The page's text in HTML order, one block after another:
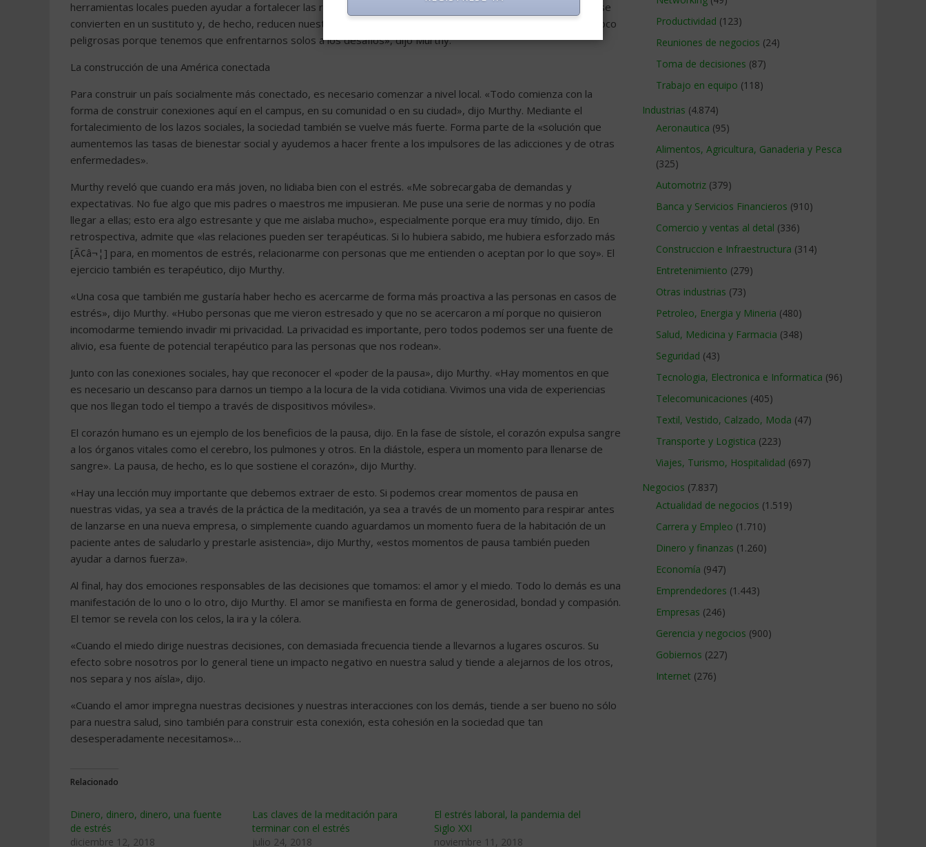
herramientas locales pueden ayudar a fortalecer las relaciones offline. «Sin embargo, si las plataformas en línea se
convierten en un sustituto y, de hecho, reducen nuestras relaciones offline, entonces las cosas pueden ser un poco
peligrosas porque tenemos que enfrentarnos solos a los desafíos», dijo Murthy.
La construcción de una América conectada
Para construir un país socialmente más conectado, es necesario comenzar a nivel local. «Todo comienza con la
forma de construir conexiones aquí en el campus, en su comunidad o en su ciudad», dijo Murthy. Mediante el
fortalecimiento de los lazos sociales, la sociedad también se vuelve más fuerte. Forma parte de la «solución que
aumentemos las tasas de bienestar social y ayudemos a hacer frente a los impulsores de las adicciones y de otras
enfermedades».
Murthy reveló que cuando era más joven, no lidiaba bien con el estrés. «Me sobrecargaba de demandas y
expectativas. No fue algo que mis padres o maestros me impusieran. Me puse una serie de normas y no podía
llegar a ellas; esto era algo estresante y que me aislaba mucho», especialmente porque era muy tímido, dijo. En
retrospectiva, admite que «las relaciones pueden ser terapéuticas. Si lo hubiera sabido, me hubiera esforzado más
[Ã¢â¬¦] para, en momentos de estrés, relacionarme con personas que me entienden o aceptan por lo que soy». El
ejercicio también es terapéutico, dijo Murthy.
«Una cosa que también me gustaría haber hecho es acercarme de forma más proactiva a las personas en casos de
estrés», dijo Murthy. «Hubo personas que me vieron estresado y que no se acercaron a mí porque no quisieron
incomodarme temiendo invadir mi privacidad. La privacidad es importante, pero todos podemos ser una fuente de
alivio, esa fuente de potencial terapéutico para las personas que nos rodean».
Junto con las conexiones sociales, hay que reconocer el «poder de la pausa», dijo Murthy. «Hay momentos en que
es necesario un descanso para darnos un tiempo a la locura de la vida cotidiana. Vivimos una vida de experiencias
que nos llegan todo el tiempo a través de dispositivos móviles».
El corazón humano es un ejemplo de los beneficios de la pausa, dijo. En la fase de sístole, el corazón expulsa sangre
a los órganos vitales como el cerebro, los pulmones y otros. En la diástole, espera un momento para llenarse de
sangre». La pausa, de hecho, es lo que sostiene el corazón», dijo Murthy.
«Hay una lección muy importante que debemos extraer de esto. Si podemos crear momentos de pausa en
nuestras vidas, ya sea a través de la práctica de la meditación, ya sea a través de un momento para respirar antes
de lanzarse en una nueva empresa, o simplemente cuando aguardamos un momento fuera de la habitación de un
paciente antes de saludarlo y prestarle asistencia», dijo Murthy, «estos momentos de pausa también pueden
ayudar a darnos fuerza».
Al final, hay dos emociones responsables de las decisiones que tomamos: el amor y el miedo. Todo lo demás es una
manifestación de lo uno o lo otro, dijo Murthy. El amor se manifiesta en forma de generosidad, bondad y compasión.
El temor se revela con los celos, la ira y la cólera.
«Cuando el miedo dirige nuestras decisiones, con demasiada frecuencia tiende a llevarnos a lugares oscuros. Su
efecto sobre nosotros por lo general tiene un impacto negativo en nuestra salud y tiende a alejarnos de los otros,
nos separa y nos aísla», dijo.
«Cuando el amor impregna nuestras decisiones y nuestras interacciones con los demás, tiende a ser bueno no sólo
para nuestra salud, sino también para construir esta conexión, esta cohesión en la sociedad que tan
desesperadamente necesitamos»…
Relacionado
Dinero, dinero, dinero, una fuente
de estrés
diciembre 12, 2018
Las claves de la meditación para
terminar con el estrés
julio 24, 2018
El estrés laboral, la pandemia del
Siglo XXI
noviembre 11, 2018
Productividad (123)
Reuniones de negocios (24)
Toma de decisiones (87)
Trabajo en equipo (118)
Industrias (4.874)
Aeronautica (95)
Alimentos, Agricultura, Ganaderia y Pesca
(325)
Automotriz (379)
Banca y Servicios Financieros (910)
Comercio y ventas al detal (336)
Construccion e Infraestructura (314)
Entretenimiento (279)
Otras industrias (73)
Petroleo, Energia y Mineria (480)
Salud, Medicina y Farmacia (348)
Seguridad (43)
Tecnologia, Electronica e Informatica (96)
Telecomunicaciones (405)
Textil, Vestido, Calzado, Moda (47)
Transporte y Logistica (223)
Viajes, Turismo, Hospitalidad (697)
Negocios (7.837)
Actualidad de negocios (1.519)
Carrera y Empleo (1.710)
Dinero y finanzas (1.260)
Economía (947)
Emprendedores (1.443)
Empresas (246)
Gerencia y negocios (900)
Gobiernos (227)
Internet (276)